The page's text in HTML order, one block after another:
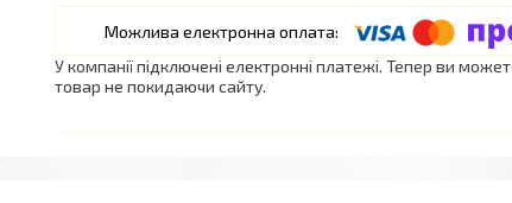
У компанії підключені електронні платежі. Тепер ви
товар не покидаючи сайту.